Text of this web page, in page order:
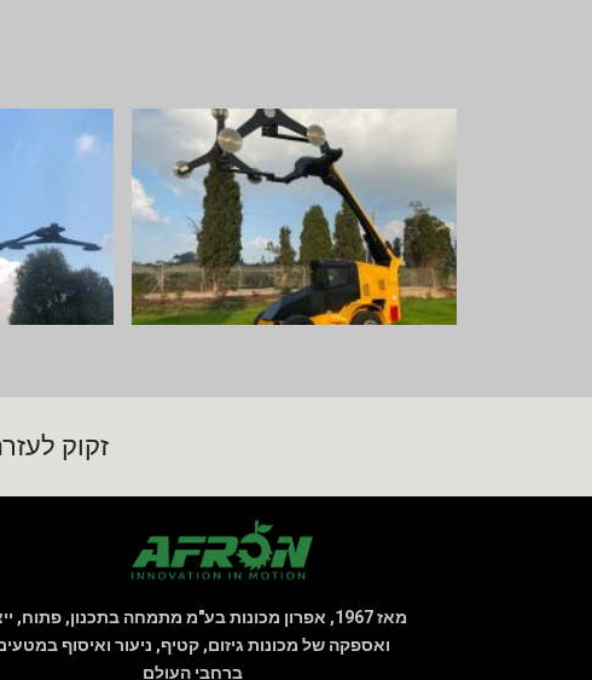
זקוק
מאז 1967, אפרון מכונות בע"מ מתמחה בתכנון, פתוח,
ואספקה של מכונות גיזום, קטיף, ניעור ואיסוף
ברחבי העולם